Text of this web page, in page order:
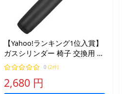
【Yahoo!ランキング1位入賞】
ガスシリンダー 椅子 交換用 ゲ
ーミングチェア OAチェア オフ
0 (2件)
2,680 円